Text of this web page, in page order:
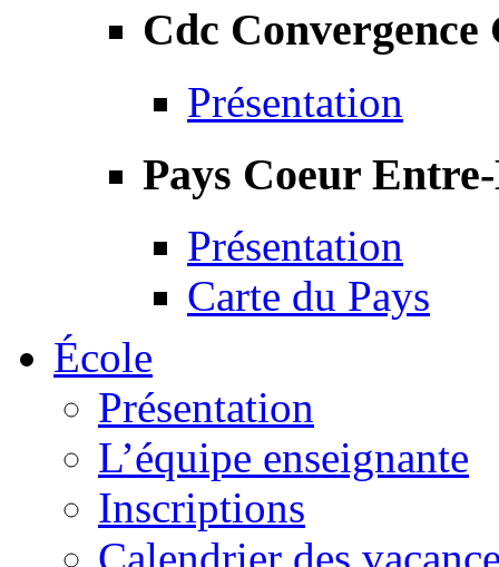
Cdc Convergence
Présentation
Pays Coeur
Présentation
Carte du Pays
École
Présentation
L’équipe enseignante
Inscriptions